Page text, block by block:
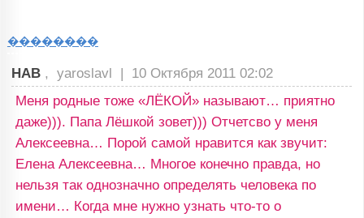
��������
HAB , yaroslavl | 10 Октября 2011 02:02
Меня родные тоже «ЛЁКОЙ» называют… приятно
даже))). Папа Лёшкой зовет))) Отчетсво у меня
Алексеевна… Порой самой нравится как звучит:
Елена Алексеевна… Многое конечно правда, но
нельзя так однозначно определять человека по
имени… Когда мне нужно узнать что-то о